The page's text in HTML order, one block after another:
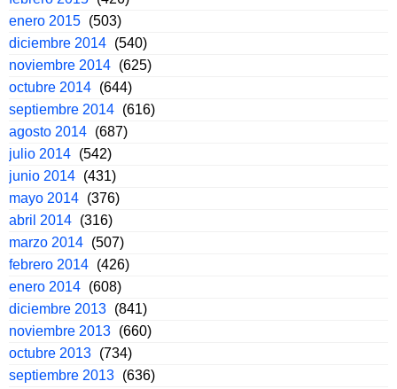
enero 2015 (503)
diciembre 2014 (540)
noviembre 2014 (625)
octubre 2014 (644)
septiembre 2014 (616)
agosto 2014 (687)
julio 2014 (542)
junio 2014 (431)
mayo 2014 (376)
abril 2014 (316)
marzo 2014 (507)
febrero 2014 (426)
enero 2014 (608)
diciembre 2013 (841)
noviembre 2013 (660)
octubre 2013 (734)
septiembre 2013 (636)